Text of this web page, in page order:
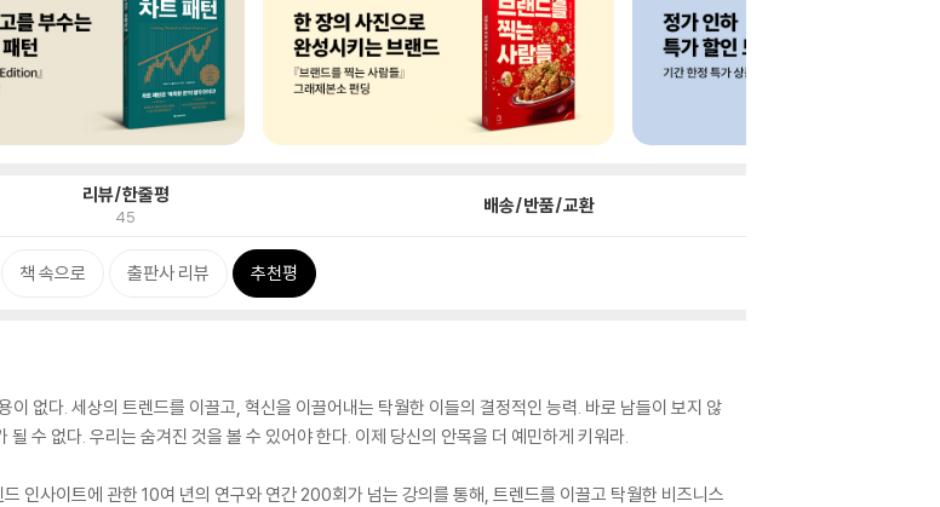
리뷰/한줄평
45 배송/반품/교환
책 속으로 출판사 리뷰 추천평
이 없다. 세상의 트렌드를 이끌고, 혁신을 이끌어내는 탁월한 이들의 결정적인 능력. 바로 남들이 보지 않
수 없다. 우리는 숨겨진 것을 볼 수 있어야 한다. 이제 당신의 안목을 더 예민하게 키워라.
드 인사이트에 관한 10여 년의 연구와 연간 200회가 넘는 강의를 통해, 트렌드를 이끌고 탁월한 비즈니스